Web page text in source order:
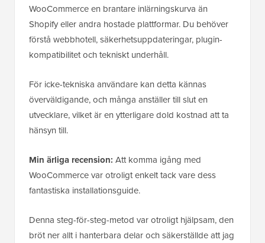
WooCommerce en brantare inlärningskurva än
Shopify eller andra hostade plattformar. Du behöver
förstå webbhotell, säkerhetsuppdateringar, plugin-
kompatibilitet och tekniskt underhåll.
För icke-tekniska användare kan detta kännas
överväldigande, och många anställer till slut en
utvecklare, vilket är en ytterligare dold kostnad att ta
hänsyn till.
Min ärliga recension: Att komma igång med
WooCommerce var otroligt enkelt tack vare dess
fantastiska installationsguide.
Denna steg-för-steg-metod var otroligt hjälpsam, den
bröt ner allt i hanterbara delar och säkerställde att jag